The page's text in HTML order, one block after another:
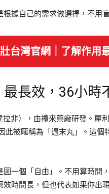
據自己的需求做選擇，不用
台灣官網｜了解作用
長效，36小時
非），由禮來藥廠研發。犀
此被暱稱為「週末丸」。這個
一個「自由」。不用算時間
時間長，但也代表如果你出